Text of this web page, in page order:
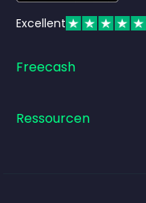
Excellent
Freecash
Ressourcen